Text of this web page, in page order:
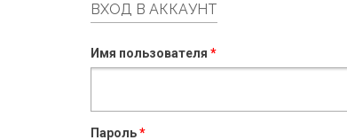
ВХОД В АККАУНТ
Имя пользователя *
Пароль*